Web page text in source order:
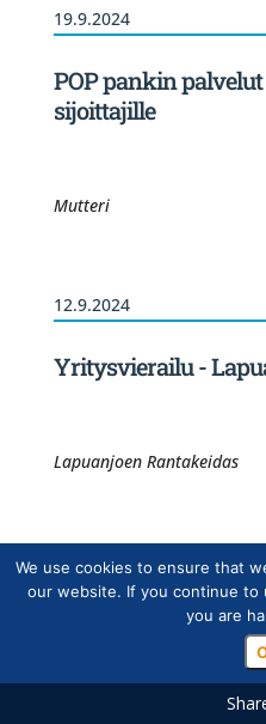
19.9.2024
POP pankin
sijoittajille
Mutteri
12.9.2024
Yritysvierailu -
Lapuanjoen Rantakeidas
5.9.2024
Merja Virtakangas
We use cookies to ensure that
our website. If you continue to
you are